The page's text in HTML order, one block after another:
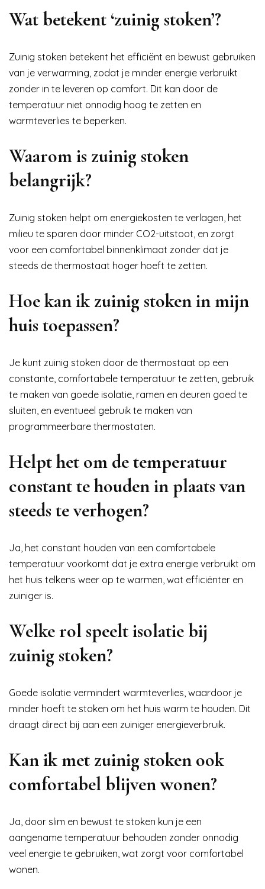
Wat betekent ‘zuinig stoken’?
Zuinig stoken betekent het efficiënt en bewust gebruiken
van je verwarming, zodat je minder energie verbruikt
zonder in te leveren op comfort. Dit kan door de
temperatuur niet onnodig hoog te zetten en
warmteverlies te beperken.
Waarom is zuinig stoken
belangrijk?
Zuinig stoken helpt om energiekosten te verlagen, het
milieu te sparen door minder CO2-uitstoot, en zorgt
voor een comfortabel binnenklimaat zonder dat je
steeds de thermostaat hoger hoeft te zetten.
Hoe kan ik zuinig stoken in mijn
huis toepassen?
Je kunt zuinig stoken door de thermostaat op een
constante, comfortabele temperatuur te zetten, gebruik
te maken van goede isolatie, ramen en deuren goed te
sluiten, en eventueel gebruik te maken van
programmeerbare thermostaten.
Helpt het om de temperatuur
constant te houden in plaats van
steeds te verhogen?
Ja, het constant houden van een comfortabele
temperatuur voorkomt dat je extra energie verbruikt om
het huis telkens weer op te warmen, wat efficiënter en
zuiniger is.
Welke rol speelt isolatie bij
zuinig stoken?
Goede isolatie vermindert warmteverlies, waardoor je
minder hoeft te stoken om het huis warm te houden. Dit
draagt direct bij aan een zuiniger energieverbruik.
Kan ik met zuinig stoken ook
comfortabel blijven wonen?
Ja, door slim en bewust te stoken kun je een
aangename temperatuur behouden zonder onnodig
veel energie te gebruiken, wat zorgt voor comfortabel
wonen.